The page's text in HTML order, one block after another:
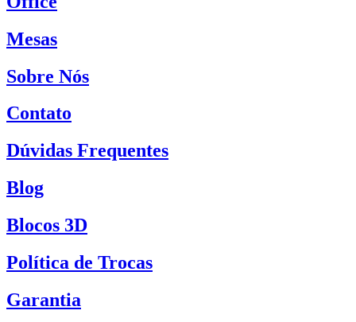
Mesas
Sobre Nós
Contato
Dúvidas Frequentes
Blog
Blocos 3D
Política de Trocas
Garantia